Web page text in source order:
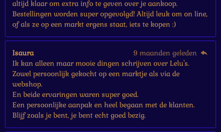
altijd klaar om extra info te geven over je aankoop.
Bestellingen worden super opgevolgd! Altijd leuk om on line,
of als ze op een markt ergens staat, iets te kopen :)
Isaura
9 maanden geleden
Ik kan alleen maar mooie dingen schrijven over Lelu's.
Zowel persoonlijk gekocht op een marktje als via de
webshop.
En beide ervaringen waren super goed.
Een persoonlijke aanpak en heel begaan met de klanten.
Blijf zoals je bent, je bent echt goed bezig.